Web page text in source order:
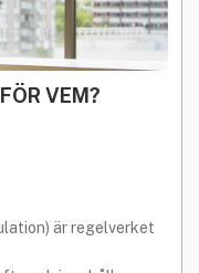
VEM?
är regelverket